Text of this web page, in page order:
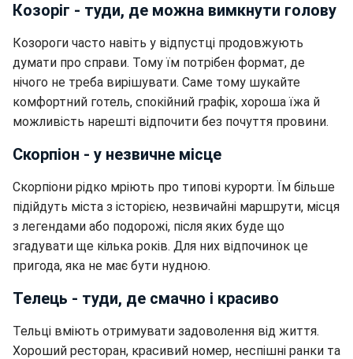
Козоріг - туди, де можна вимкнути голову
Козороги часто навіть у відпустці продовжують
думати про справи. Тому їм потрібен формат, де
нічого не треба вирішувати. Саме тому шукайте
комфортний готель, спокійний графік, хороша їжа й
можливість нарешті відпочити без почуття провини.
Скорпіон - у незвичне місце
Скорпіони рідко мріють про типові курорти. Їм більше
підійдуть міста з історією, незвичайні маршрути, місця
з легендами або подорожі, після яких буде що
згадувати ще кілька років. Для них відпочинок це
пригода, яка не має бути нудною.
Телець - туди, де смачно і красиво
Тельці вміють отримувати задоволення від життя.
Хороший ресторан, красивий номер, неспішні ранки та